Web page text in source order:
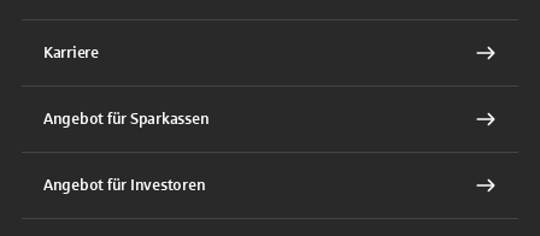
Karriere
Angebot für Sparkassen
Angebot für Investoren